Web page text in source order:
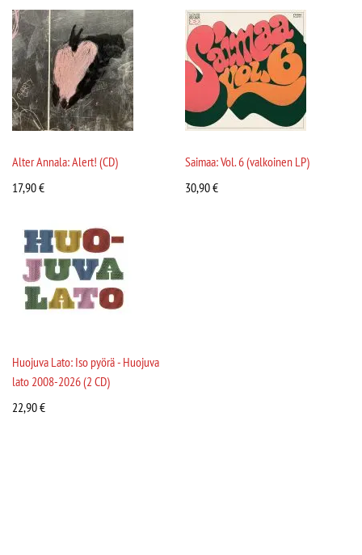
Alter Annala: Alert! (CD)
17,90€
Saimaa: Vol. 6 (valkoinen LP)
30,90€
Huojuva Lato: Iso pyörä - Huojuva
lato 2008-2026 (2 CD)
22,90€